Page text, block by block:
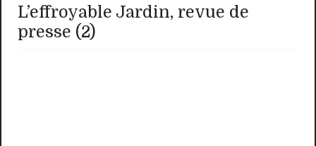
L’effroyable Jardin, revue de
presse (2)